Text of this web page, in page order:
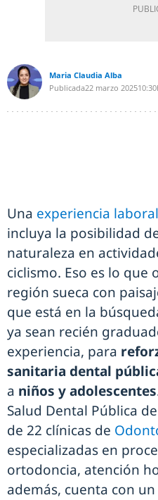
Maria Claudia Alba
Publicada22 marzo 2025
Una experiencia
incluya la posibilidad
naturaleza en
ciclismo. Eso es lo que
región sueca con
que está en la
ya sean recién
experiencia, para
sanitaria dental
a niños y adolescentes
Salud Dental Pública
de 22 clínicas de
especializadas en
ortodoncia, atención
además, cuenta con